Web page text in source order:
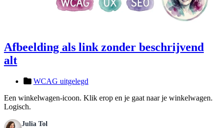
Afbeelding als link zonder beschrijvend
alt
WCAG uitgelegd
Een winkelwagen-icoon. Klik erop en je gaat naar je winkelwagen.
Logisch.
Julia Tol